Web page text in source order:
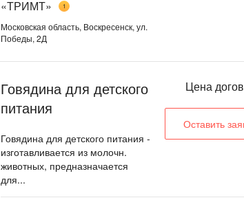
«ТРИМТ»
1
Московская область, Воскресенск, ул.
Победы, 2Д
Говядина для детского
питания
Говядина для детского питания -
изготавливается из молочн.
животных, предназначается
для...
Цена
Оставить